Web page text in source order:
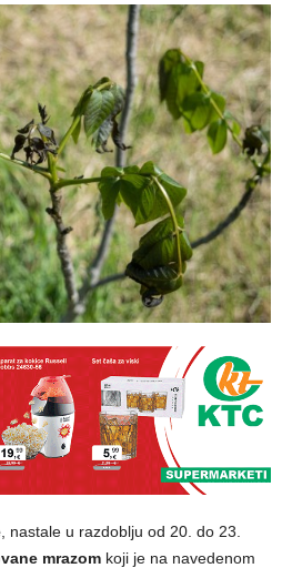
, nastale u razdoblju od 20. do 23.
mrazom koji je na navedenom